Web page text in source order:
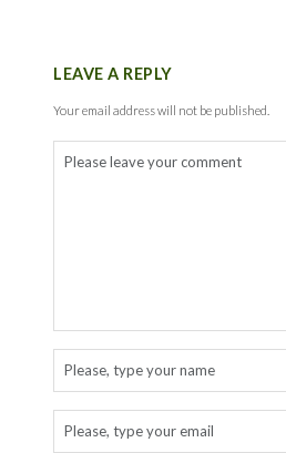
LEAVE A REPLY
Your email address will not be published.